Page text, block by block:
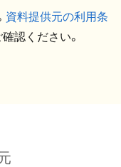
資料提供元の利用条
認ください。